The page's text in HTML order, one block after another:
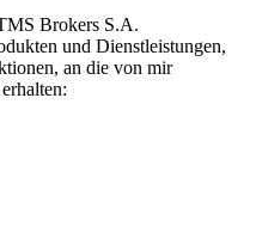
Brokers S.A.
und Dienstleistungen,
an die von mir